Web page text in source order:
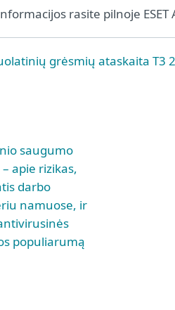
rasite pilnoje ESET
grėsmių ataskaita T3
saugumo
apie rizikas,
darbo
namuose, ir
populiarumą